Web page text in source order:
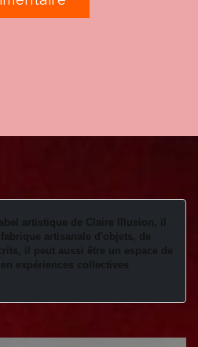
artistique de Claire Illusion, il
artisanale d'objets, de
il peut aussi être un espace de
expériences collectives